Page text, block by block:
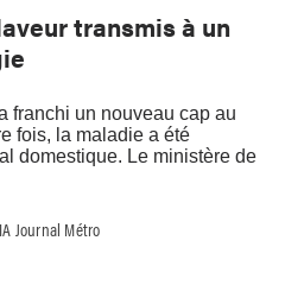
transmis à un
franchi un nouveau cap au
fois, la maladie a été
domestique. Le ministère de
Journal Métro